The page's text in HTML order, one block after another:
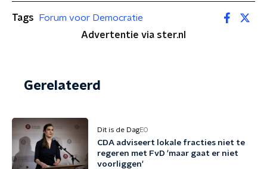
Tags
Forum voor Democratie
Advertentie via ster.nl
Gerelateerd
Dit is de DagEO
CDA adviseert lokale fracties niet te
regeren met FvD 'maar gaat er niet
voorliggen'